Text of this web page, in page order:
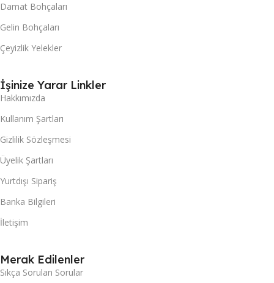
Damat Bohçaları
Gelin Bohçaları
Çeyizlik Yelekler
İşinize Yarar Linkler
Hakkımızda
Kullanım Şartları
Gizlilik Sözleşmesi
Üyelik Şartları
Yurtdışı Sipariş
Banka Bilgileri
İletişim
Merak Edilenler
Sıkça Sorulan Sorular